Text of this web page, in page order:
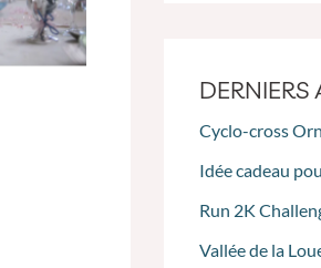
DERNIERS
Cyclo-cross
Idée cadeau
Run 2K
Vallée de la